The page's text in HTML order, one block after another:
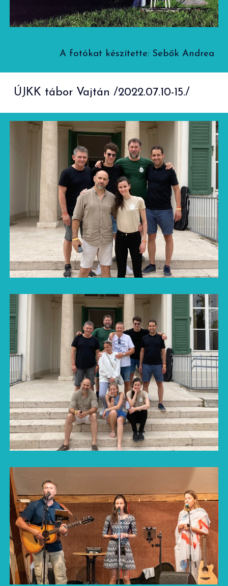
A fotókat készítette: Sebők Andrea
ÚJKK tábor Vajtán /2022.07.10-15./